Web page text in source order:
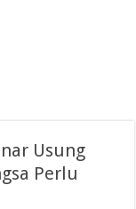
Usung
Perlu